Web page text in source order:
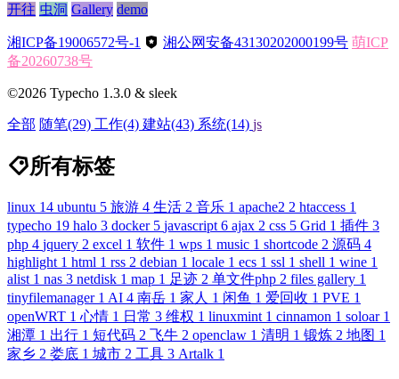
开往 虫洞 Gallery demo
湘ICP备19006572号-1 湘公网安备43130202000199号 萌ICP
备20260738号
©2026 Typecho 1.3.0 & sleek
全部 随笔(29) 工作(4) 建站(43) 系统(14) js
所有标签
linux 14 ubuntu 5 旅游 4 生活 2 音乐 1 apache2 2 htaccess 1
typecho 19 halo 3 docker 5 javascript 6 ajax 2 css 5 Grid 1 插件 3
php 4 jquery 2 excel 1 软件 1 wps 1 music 1 shortcode 2 源码 4
highlight 1 html 1 rss 2 debian 1 locale 1 ecs 1 ssl 1 shell 1 wine 1
alist 1 nas 3 netdisk 1 map 1 足迹 2 单文件php 2 files gallery 1
tinyfilemanager 1 AI 4 南岳 1 家人 1 闲鱼 1 爱回收 1 PVE 1
openWRT 1 心情 1 日常 3 维权 1 linuxmint 1 cinnamon 1 soloar 1
湘潭 1 出行 1 短代码 2 飞牛 2 openclaw 1 清明 1 锻炼 2 地图 1
家乡 2 娄底 1 城市 2 工具 3 Artalk 1